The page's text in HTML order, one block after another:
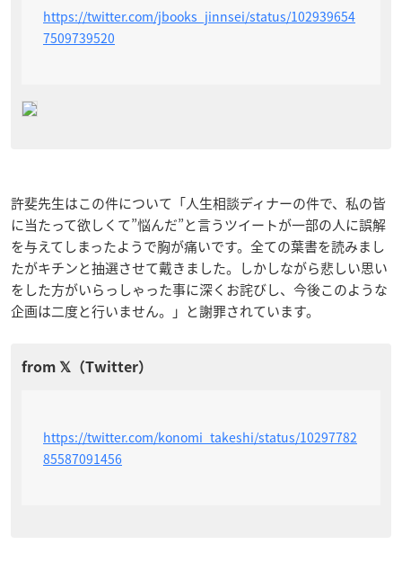
https://twitter.com/jbooks_jinnsei/status/102939654
7509739520
許斐先生はこの件について「人生相談ディナーの件で、私の皆
に当たって欲しくて”悩んだ”と言うツイートが一部の人に誤解
を与えてしまったようで胸が痛いです。全ての葉書を読みまし
たがキチンと抽選させて戴きました。しかしながら悲しい思い
をした方がいらっしゃった事に深くお詫びし、今後このような
企画は二度と行いません。」と謝罪されています。
https://twitter.com/konomi_takeshi/status/10297782
85587091456